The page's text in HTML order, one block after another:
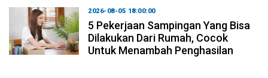
2026-08-05 18:00:00
5 Pekerjaan Sampingan Yang Bisa
Dilakukan Dari Rumah, Cocok
Untuk Menambah Penghasilan